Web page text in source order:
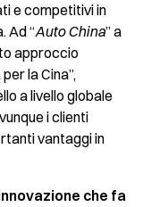
e competitivi in
Ad “Auto China” a
approccio
la Cina”,
a livello globale
i clienti
vantaggi in
che fa